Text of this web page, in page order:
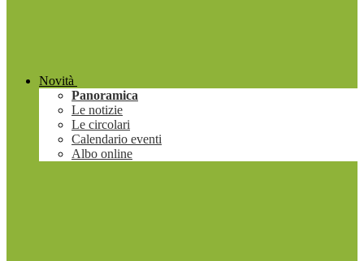
Novità
Panoramica
Le notizie
Le circolari
Calendario eventi
Albo online